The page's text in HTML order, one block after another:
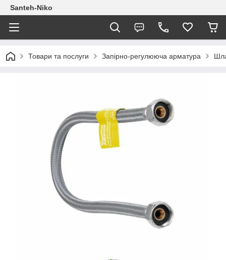
Santeh-Niko
Товари та послуги Запірно-регулююча арматура